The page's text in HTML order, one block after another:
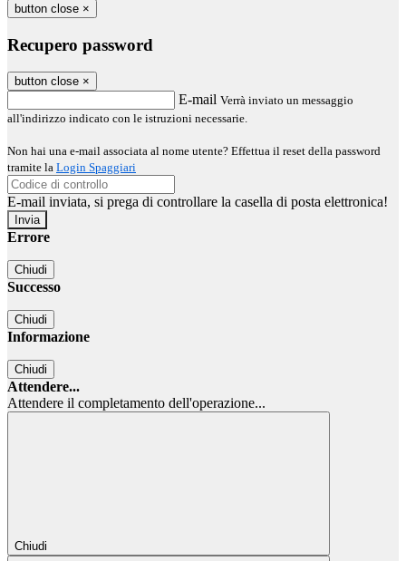
button close ×
Recupero password
button close ×
E-mail Verrà inviato un messaggio
all'indirizzo indicato con le istruzioni necessarie.
Non hai una e-mail associata al nome utente? Effettua il reset della password
tramite la Login Spaggiari
E-mail inviata, si prega di controllare la casella di posta elettronica!
Errore
Chiudi
Successo
Chiudi
Informazione
Chiudi
Attendere...
Attendere il completamento dell'operazione...
Chiudi